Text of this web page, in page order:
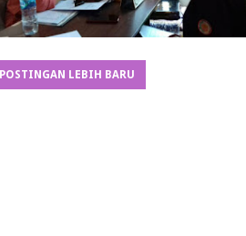
POSTINGAN LEBIH BARU